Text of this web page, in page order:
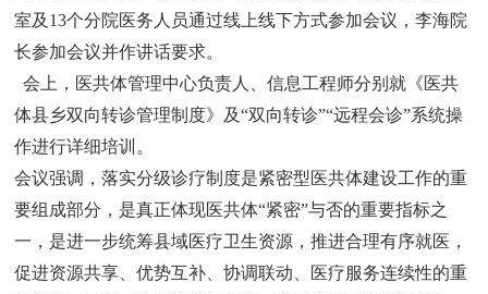
室及13个分院医务人员通过线上线下方式参加会议，李海院
长参加会议并作讲话要求。
会上，医共体管理中心负责人、信息工程师分别就《医共
体县乡双向转诊管理制度》及“双向转诊”“远程会诊”系统操
作进行详细培训。
会议强调，落实分级诊疗制度是紧密型医共体建设工作的重
要组成部分，是真正体现医共体“紧密”与否的重要指标之
一，是进一步统筹县域医疗卫生资源，推进合理有序就医，
促进资源共享、优势互补、协调联动、医疗服务连续性的重